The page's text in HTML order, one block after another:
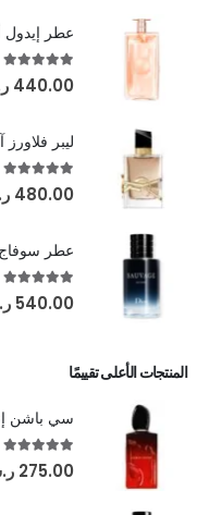
عطر إيدول
5.00
out of 5
440.00
ليبر
5.00
out of 5
480.00
عطر
5.00
out of 5
540.00
المنتجات الأعلى تقييمًا
سي باشن
5.00
out of 5
275.00